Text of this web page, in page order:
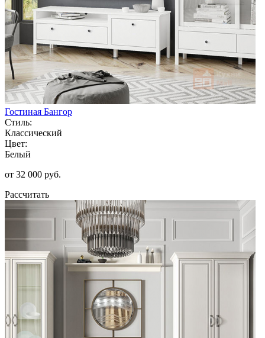
Гостиная Бангор
Стиль:
Классический
Цвет:
Белый
от 32 000 руб.
Рассчитать